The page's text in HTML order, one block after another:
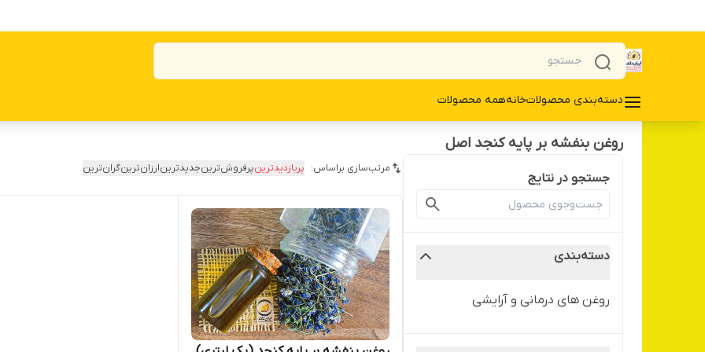
دسته‌بندی محصولاتخانههمه محصولات
روغن بنفشه بر پایه کنجد اصل
جستجو در نتایج
دسته‌بندی
روغن های درمانی و آرایشی
مرتب‌سازی براساس: پربازدیدترینپرفروش‌ترینجدیدترینارزان‌ترینگران‌ترین